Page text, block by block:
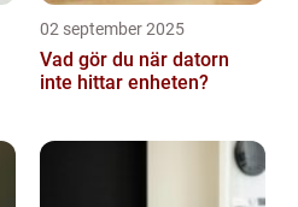
02 september 2025
Vad gör du när datorn
inte hittar enheten?